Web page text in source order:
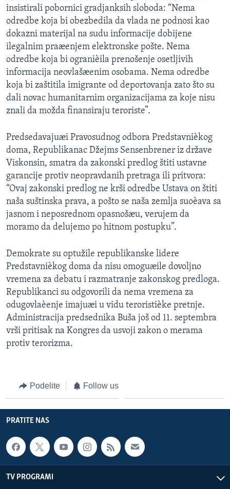
insistirali pobornici gradjanksih sloboda: “Nema
odredbe koja bi obezbedila da vlada ne podnosi kao
dokazni materijal na sudu informacije dobijene
ilegalnim praæenjem elektronske pošte. Nema
odredbe koja bi ogranièila prenošenje osetljivih
informacija neovlašæenim osobama. Nema odredbe
koja bi zaštitila imigrante od deportovanja zato što su
dali novac humanitarnim organizacijama za koje nisu
znali da možda finansiraju teroriste”.
Predsedavajuæi Pravosudnog odbora Predstavnièkog
doma, Republikanac Džejms Sensenbrener iz države
Viskonsin, smatra da zakonski predlog štiti ustavne
garancije protiv neopravdanih pretraga ili pritvora:
“Ovaj zakonski predlog ne krši odredbe Ustava on štiti
naša suštinska prava, a pošto se naša zemlja suoèava sa
jasnom i neposrednom opasnošæu, verujem da
moramo da delujemo po hitnom postupku”.
Demokrate su optužile republikanske lidere
Predstavnièkog doma da nisu omoguæile dovoljno
vremena za debatu i razmatranje zakonskog predloga.
Republikanci su odgovorili da nema vremena za
odugovlaèenje imajuæi u vidu teroristièke pretnje.
Administracija predsednika Buša još od 11. septembra
vrši pritisak na Kongres da usvoji zakon o merama
protiv terorizma.
Podelite Follow us
PRATITE NAS
TV PROGRAMI